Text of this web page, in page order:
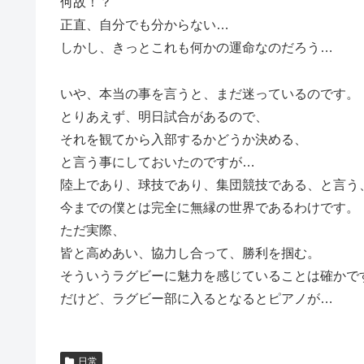
正直、自分でも分からない…
しかし、きっとこれも何かの運命なのだろう…
いや、本当の事を言うと、まだ迷っているのです。
とりあえず、明日試合があるので、
それを観てから入部するかどうか決める、
と言う事にしておいたのですが…
陸上であり、球技であり、集団競技である、と言う
今までの僕とは完全に無縁の世界であるわけです。
ただ実際、
皆と高めあい、協力し合って、勝利を掴む。
そういうラグビーに魅力を感じていることは確かで
だけど、ラグビー部に入るとなるとピアノが…
日常